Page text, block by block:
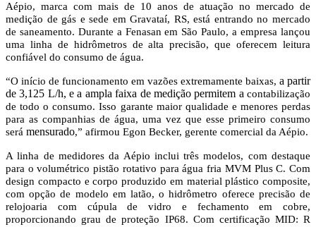
Aépio, marca com mais de 10 anos de atuação no mercado de
medição de gás e sede em Gravataí, RS, está entrando no mercado
de saneamento. Durante a Fenasan em São Paulo, a empresa lançou
uma linha de hidrômetros de alta precisão, que oferecem leitura
confiável do consumo de água.
“O início de funcionamento em vazões extremamente baixas, a partir
de 3,125 L/h, e a ampla faixa de medição permitem acontabilização
de todo o consumo. Isso garante maior qualidade e menores perdas
para as companhias de água, uma vez que esse primeiro consumo
será mensurado,” afirmou Egon Becker, gerente comercial da Aépio.
A linha de medidores da Aépio inclui três modelos, com destaque
para o volumétrico pistão rotativo para água fria MVM Plus C. Com
design compacto e corpo produzido em material plástico composite,
com opção de modelo em latão, o hidrômetro oferece precisão de
relojoaria com cúpula de vidro e fechamento em cobre,
proporcionando grau de proteção IP68. Com certificação MID: R